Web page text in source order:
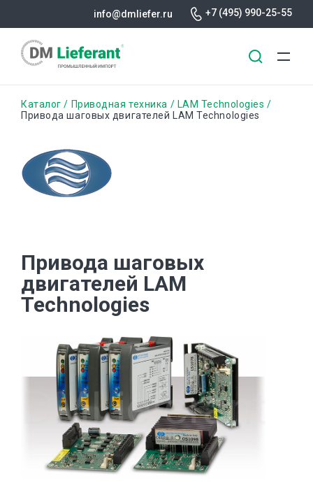
содержанию
info@dmliefer.ru +7 (495) 990-25-55
Строка
Каталог Приводная техника
LAM Technologies
Привода шаговых двигателей LAM Technologies
Привода шаговых
двигателей LAM
Technologies